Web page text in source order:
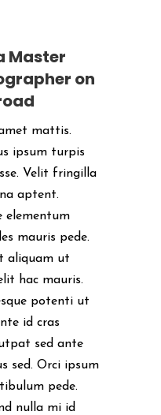
Master
on
mattis.
ipsum turpis
Velit fringilla
aptent.
elementum
mauris pede.
aliquam ut
hac mauris.
potenti ut
id cras
sed ante
sed. Orci ipsum
pede.
nulla mi id